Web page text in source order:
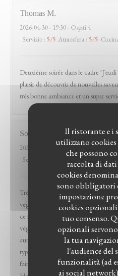
Il ristorante e i
utilizzano
che possono
raccolta di
cookies
sono obbligatori
impostazione
cookies
tuo consenso.
opzionali
la tua
l'audience del
funzionalità (ad
ai social
Thomas M
2026-04-30- 19:30 - Ospiti 4
Servizio : 5/5 Atmosfera : 5/5
Deuxième soirée dans le cadre
plaisir de découvrir de nouvelles
très bonne ambiance et un super
Sophie
2026-04-11
- 19:00 - Ospiti 4
Servizio
Atmosfera : /5 Cucina
Très bon accueil, ambiance agréable
végétariennes dont un plat entier
ce restaurant m'était indiqué comme
végétaliennes et au final, à part
aurait fallu composer l'assiette
typiquement ces demandes
faire en allant dans des restos pré-